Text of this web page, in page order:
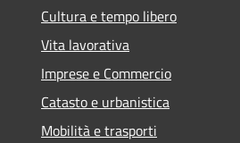
Cultura e tempo libero
Vita lavorativa
Imprese e Commercio
Catasto e urbanistica
Mobilità e trasporti